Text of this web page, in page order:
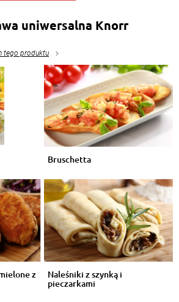
uniwersalna Knorr
tego produktu
Bruschetta
z Naleśniki z szynką i
pieczarkami